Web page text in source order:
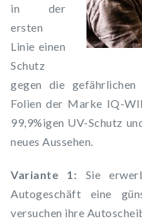
in der
ersten
Linie einen
Schutz
gegen die gefährlichen
Folien der Marke IQ-
99,9%igen UV-Schutz
neues Aussehen.
Variante 1: Sie
Autogeschäft eine
versuchen ihre